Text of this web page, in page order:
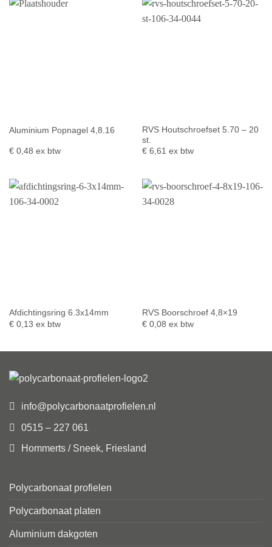
Aluminium Popnagel 4,8.16
€0,48 ex btw
RVS Houtschroefset 5.70 – 20
st.
€6,61 ex btw
Afdichtingsring 6.3x14mm
€0,13 ex btw
RVS Boorschroef 4,8×19
€0,08 ex btw
info@polycarbonaatprofielen.nl
0515 – 227 061
Hommerts / Sneek, Friesland
Polycarbonaat profielen
Polycarbonaat platen
Aluminium dakgoten